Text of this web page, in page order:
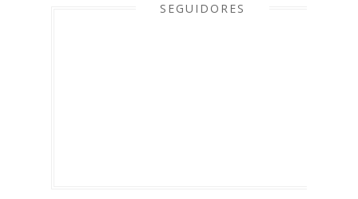
SEGUIDORES